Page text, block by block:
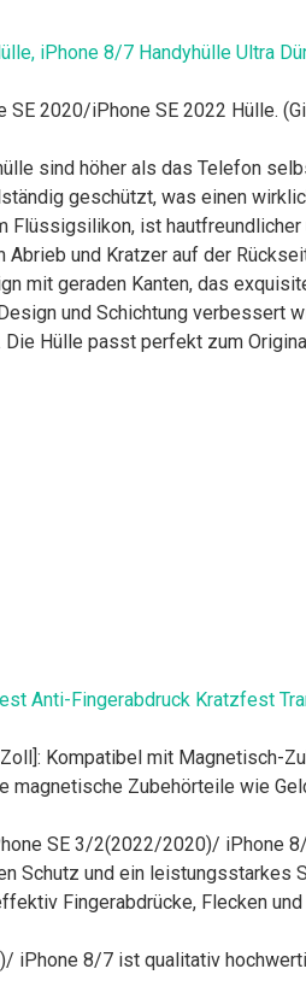
iPhone 8/7 Handyhülle Ultra
2020/iPhone SE 2022 Hülle.
sind höher als das Telefon
geschützt, was einen
Flüssigsilikon, ist
und Kratzer auf der
mit geraden Kanten, das
und Schichtung verbessert
Hülle passt perfekt zum
Anti-Fingerabdruck Kratzfest
Kompatibel mit Magnetisch-
Zubehörteile wie
SE 3/2(2022/2020)/ iPhone
Schutz und ein
Fingerabdrücke, Flecken
iPhone 8/7 ist qualitativ